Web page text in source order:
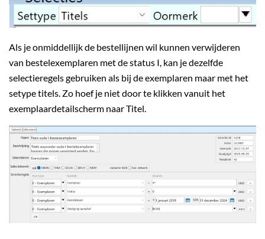
Als je onmiddellijk de bestellijnen wil kunnen verwijderen
van bestelexemplaren met de status I, kan je dezelfde
selectieregels gebruiken als bij de exemplaren maar met het
setype titels. Zo hoef je niet door te klikken vanuit het
exemplaardetailscherm naar Titel.